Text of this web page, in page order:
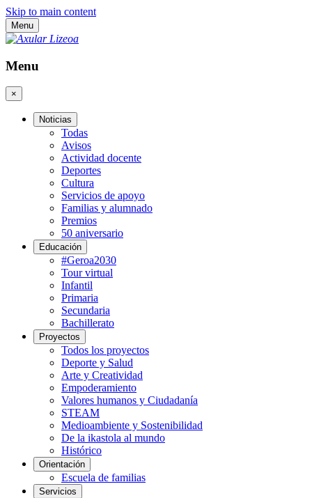
Skip to main content
Menu
Menu
×
Noticias
Todas
Avisos
Actividad docente
Deportes
Cultura
Servicios de apoyo
Familias y alumnado
Premios
50 aniversario
Educación
#Geroa2030
Tour virtual
Infantil
Primaria
Secundaria
Bachillerato
Proyectos
Todos los proyectos
Deporte y Salud
Arte y Creatividad
Empoderamiento
Valores humanos y Ciudadanía
STEAM
Medioambiente y Sostenibilidad
De la ikastola al mundo
Histórico
Orientación
Escuela de familias
Servicios